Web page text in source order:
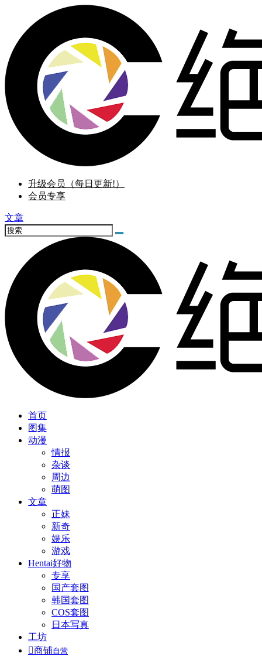
升级会员（每日更新!）
会员专享
文章
首页
图集
动漫
情报
杂谈
周边
萌图
文章
正妹
新奇
娱乐
游戏
Hentai好物
专享
国产套图
韩国套图
COS套图
日本写真
工坊
商铺自营